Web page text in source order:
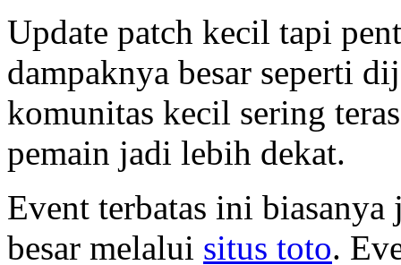
Update patch kecil tapi
dampaknya besar seperti
komunitas kecil sering
pemain jadi lebih dekat.
Event terbatas ini biasanya
besar melalui situs toto.